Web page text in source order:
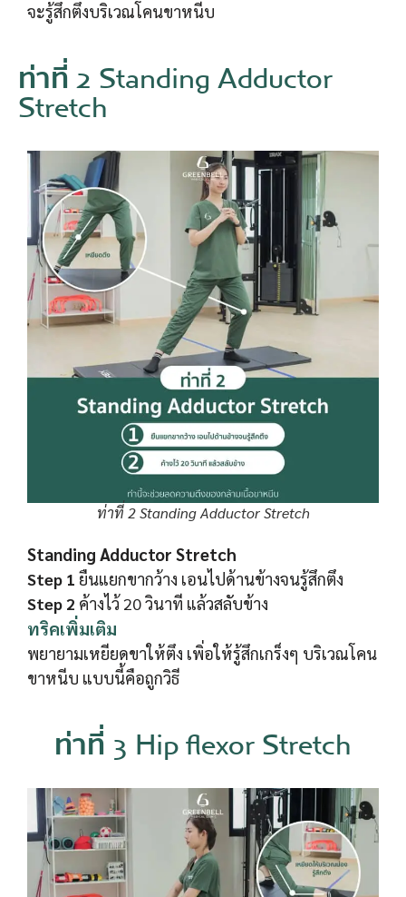
จะรู้สึกตึงบริเวณโคนขาหนีบ
ท่าที่ 2 Standing Adductor
Stretch
ท่าที่ 2 Standing Adductor Stretch
Standing Adductor Stretch
Step 1 ยืนแยกขากว้าง เอนไปด้านข้างจนรู้สึกตึง
Step 2 ค้างไว้ 20 วินาที แล้วสลับข้าง
ทริคเพิ่มเติม
พยายามเหยียดขาให้ตึง เพิ่อให้รู้สึกเกร็งๆ บริเวณโคน
ขาหนีบ แบบนี้คือถูกวิธี
ท่าที่ 3 Hip flexor Stretch